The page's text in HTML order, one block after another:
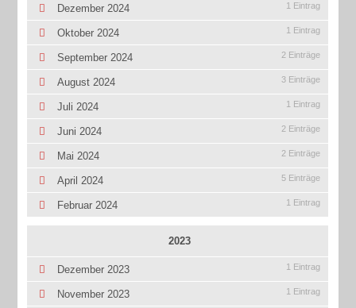
Dezember 2024 1 Eintrag
Oktober 2024 1 Eintrag
September 2024 2 Einträge
August 2024 3 Einträge
Juli 2024 1 Eintrag
Juni 2024 2 Einträge
Mai 2024 2 Einträge
April 2024 5 Einträge
Februar 2024 1 Eintrag
2023
Dezember 2023 1 Eintrag
November 2023 1 Eintrag